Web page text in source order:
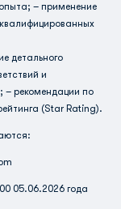
– применение
детального
и
– рекомендации по
(Star Rating).
05.06.2026 года